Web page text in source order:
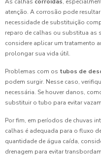
As calhas corroídas,
atenção. A corrosão pode
necessidade de substituição
reparo de calhas ou substitua as
considere aplicar um tratamento
prolongar sua vida útil.
Problemas com os tubos de
podem surgir. Nesse caso,
necessária. Se houver danos,
substituir o tubo para evitar
Por fim, em períodos de chuvas
calhas é adequada para o fluxo
quantidade de água caída,
drenagem para evitar